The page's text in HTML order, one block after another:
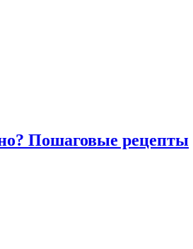
Пошаговые рецепты